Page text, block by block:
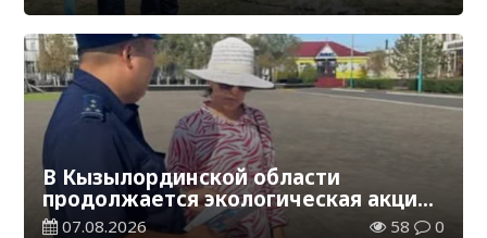
В Кызылординской области
продолжается экологическая акция
«Таза Қазақстан»
07.08.2026 58 0